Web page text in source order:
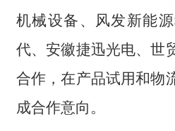
机械设备、风发新能
代、安徽捷迅光电、世
合作，在产品试用和物
成合作意向。